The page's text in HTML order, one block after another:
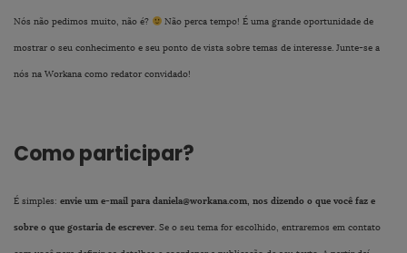
Nós não pedimos muito, não é? Não perca tempo! É uma grande oportunidade de
mostrar o seu conhecimento e seu ponto de vista sobre temas de interesse. Junte-se a
nós na Workana como redator convidado!
Como participar?
É simples: envie um e-mail para daniela@workana.com, nos dizendo o que você faz e
sobre o que gostaria de escrever. Se o seu tema for escolhido, entraremos em contato